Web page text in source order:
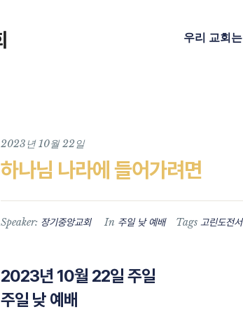
우리 교회는
2023년 10월 22일
하나님 나라에 들어가려면
Speaker: 장기중앙교회 In 주일 낮 예배 Tags 고린도전서
2023년 10월 22일 주일
주일 낮 예배